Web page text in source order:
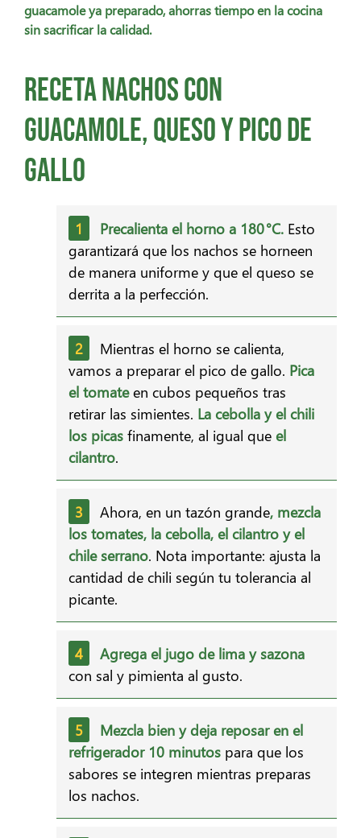
guacamole ya preparado, ahorras tiempo en la cocina
sin sacrificar la calidad.
Receta nachos con
guacamole, queso y pico de
gallo
Precalienta el horno a 180 °C. Esto
garantizará que los nachos se horneen
de manera uniforme y que el queso se
derrita a la perfección.
Mientras el horno se calienta,
vamos a preparar el pico de gallo. Pica
el tomateen cubos pequeños tras
retirar las simientes. La cebolla y el chili
los picas finamente, al igual que el
cilantro.
Ahora, en un tazón grande, mezcla
los tomates, la cebolla, el cilantro y el
chile serrano. Nota importante: ajusta la
cantidad de chili según tu tolerancia al
picante.
Agrega el jugo de lima y sazona
con sal y pimienta al gusto.
Mezcla bien y deja reposar en el
refrigerador 10 minutos para que los
sabores se integren mientras preparas
los nachos.